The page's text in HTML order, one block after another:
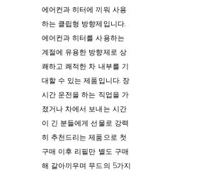
에어컨과 히터에 끼워 사용
하는 클립형 방향제입니다.
에어컨과 히터를 사용하는
계절에 유용한 방향제로 상
쾌하고 쾌적한 차 내부를 기
대할 수 있는 제품입니다. 장
시간 운전을 하는 직업을 가
졌거나 차에서 보내는 시간
이 긴 분들에게 선물로 강력
히 추천드리는 제품으로 첫
구매 이후 리필만 별도 구매
해 갈아끼우며 무드의 5가지